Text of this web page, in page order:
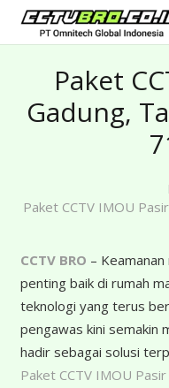
Paket
Gadung,
Paket CCTV IMOU
CCTV BRO –
penting baik di rumah
teknologi yang terus
pengawas kini semakin
hadir sebagai solusi
Paket CCTV IMOU